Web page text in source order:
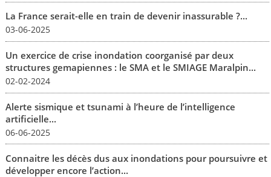
La France serait-elle en train de devenir inassurable ?...
03-06-2025
Un exercice de crise inondation coorganisé par deux
structures gemapiennes : le SMA et le SMIAGE Maralpin...
02-02-2024
Alerte sismique et tsunami à l’heure de l’intelligence
artificielle...
06-06-2025
Connaitre les décès dus aux inondations pour poursuivre et
développer encore l’action...